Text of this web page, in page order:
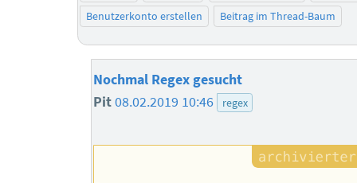
Benutzerkonto erstellen
Beitrag im Thread-Baum
Nochmal Regex gesucht
Pit08.02.2019 10:46 regex